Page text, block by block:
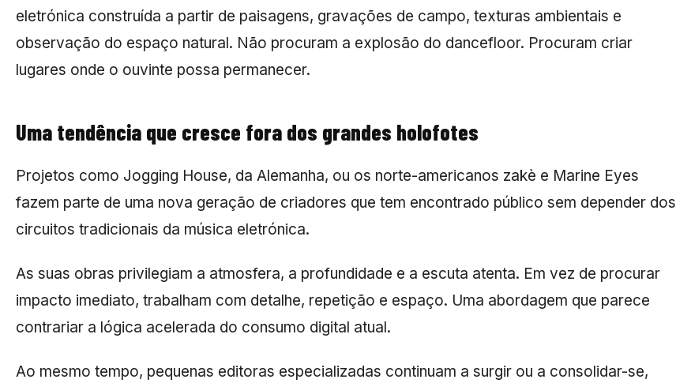
eletrónica construída a partir de paisagens, gravações de campo, texturas ambientais e
observação do espaço natural. Não procuram a explosão do dancefloor. Procuram criar
lugares onde o ouvinte possa permanecer.
Uma tendência que cresce fora dos grandes holofotes
Projetos como Jogging House, da Alemanha, ou os norte-americanos zakè e Marine Eyes
fazem parte de uma nova geração de criadores que tem encontrado público sem depender dos
circuitos tradicionais da música eletrónica.
As suas obras privilegiam a atmosfera, a profundidade e a escuta atenta. Em vez de procurar
impacto imediato, trabalham com detalhe, repetição e espaço. Uma abordagem que parece
contrariar a lógica acelerada do consumo digital atual.
Ao mesmo tempo, pequenas editoras especializadas continuam a surgir ou a consolidar-se,